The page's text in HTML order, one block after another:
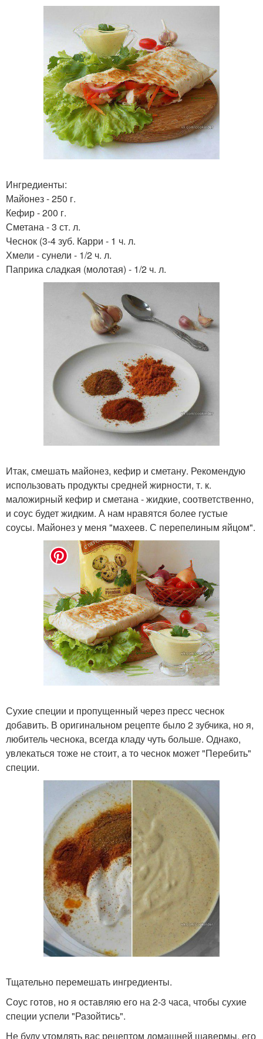
Ингредиенты:
Майонез - 250 г.
Кефир - 200 г.
Сметана - 3 ст. л.
Чеснок (3-4 зуб. Карри - 1 ч. л.
Хмели - сунели - 1/2 ч. л.
Паприка сладкая (молотая) - 1/2 ч. л.
Итак, смешать майонез, кефир и сметану. Рекомендую
использовать продукты средней жирности, т. к.
маложирный кефир и сметана - жидкие, соответственно,
и соус будет жидким. А нам нравятся более густые
соусы. Майонез у меня "махеев. С перепелиным яйцом".
Сухие специи и пропущенный через пресс чеснок
добавить. В оригинальном рецепте было 2 зубчика, но я,
любитель чеснока, всегда кладу чуть больше. Однако,
увлекаться тоже не стоит, а то чеснок может "Перебить"
специи.
Тщательно перемешать ингредиенты.
Соус готов, но я оставляю его на 2-3 часа, чтобы сухие
специи успели "Разойтись".
Не буду утомлять вас рецептом домашней шавермы, его